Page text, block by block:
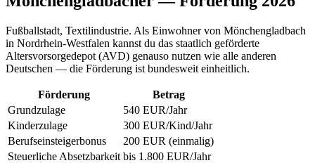
Fußballstadt, Textilindustrie. Als Einwohner von Mönchengladbach
in Nordrhein-Westfalen kannst du das staatlich geförderte
Altersvorsorgedepot (AVD) genauso nutzen wie alle anderen
Deutschen — die Förderung ist bundesweit einheitlich.
Förderung
Betrag
Grundzulage
540 EUR/Jahr
Kinderzulage
300 EUR/Kind/Jahr
Berufseinsteigerbonus
200 EUR (einmalig)
Steuerliche Absetzbarkeit bis 1.800 EUR/Jahr